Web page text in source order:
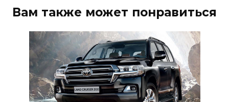
Вам также может понравиться